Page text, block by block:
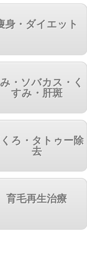
身・ダイエット
み・ソバカス・く
すみ・肝斑
ろ・タトゥー除
去
育毛再生治療